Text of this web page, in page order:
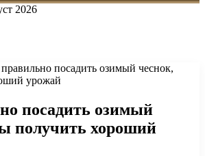
2026
посадить озимый чеснок,
урожай
посадить озимый
получить хороший